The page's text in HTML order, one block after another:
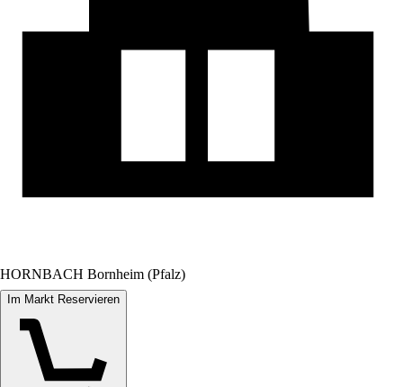
HORNBACH Bornheim (Pfalz)
Im Markt Reservieren